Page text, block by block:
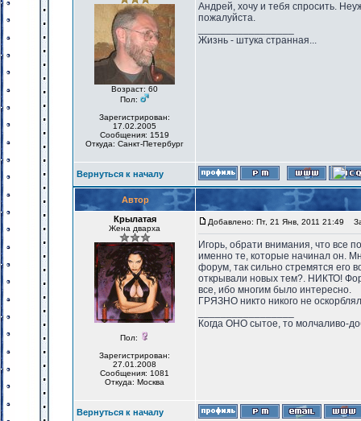
Возраст: 60
Пол:
Зарегистрирован:
17.02.2005
Сообщения: 1519
Откуда: Санкт-Петербург
Андрей, хочу и тебя спросить.
пожалуйста.
Жизнь - штука странная...
Вернуться к началу
Автор
Крылатая
Жена дварха
Пол:
Зарегистрирован:
27.01.2008
Сообщения: 1081
Откуда: Москва
Добавлено: Пт, 21 Янв, 2011 21:49
Игорь, обрати внимания, что все
именно те, которые начинал он.
форум, так сильно стремятся его
открывали новых тем?. НИКТО!
все, ибо многим было интересно.
ГРЯЗНО никто никого не
Когда ОНО сытое, то молчаливо-
Вернуться к началу